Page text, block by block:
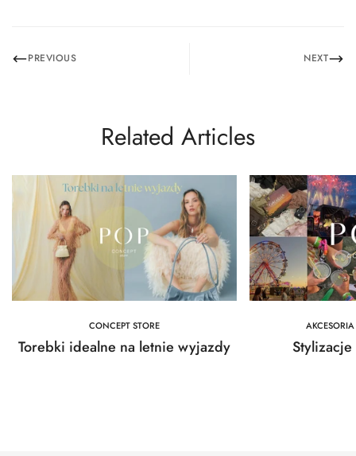
PREVIOUS NEXT
Related Articles
CONCEPT STORE
Torebki idealne na letnie wyjazdy